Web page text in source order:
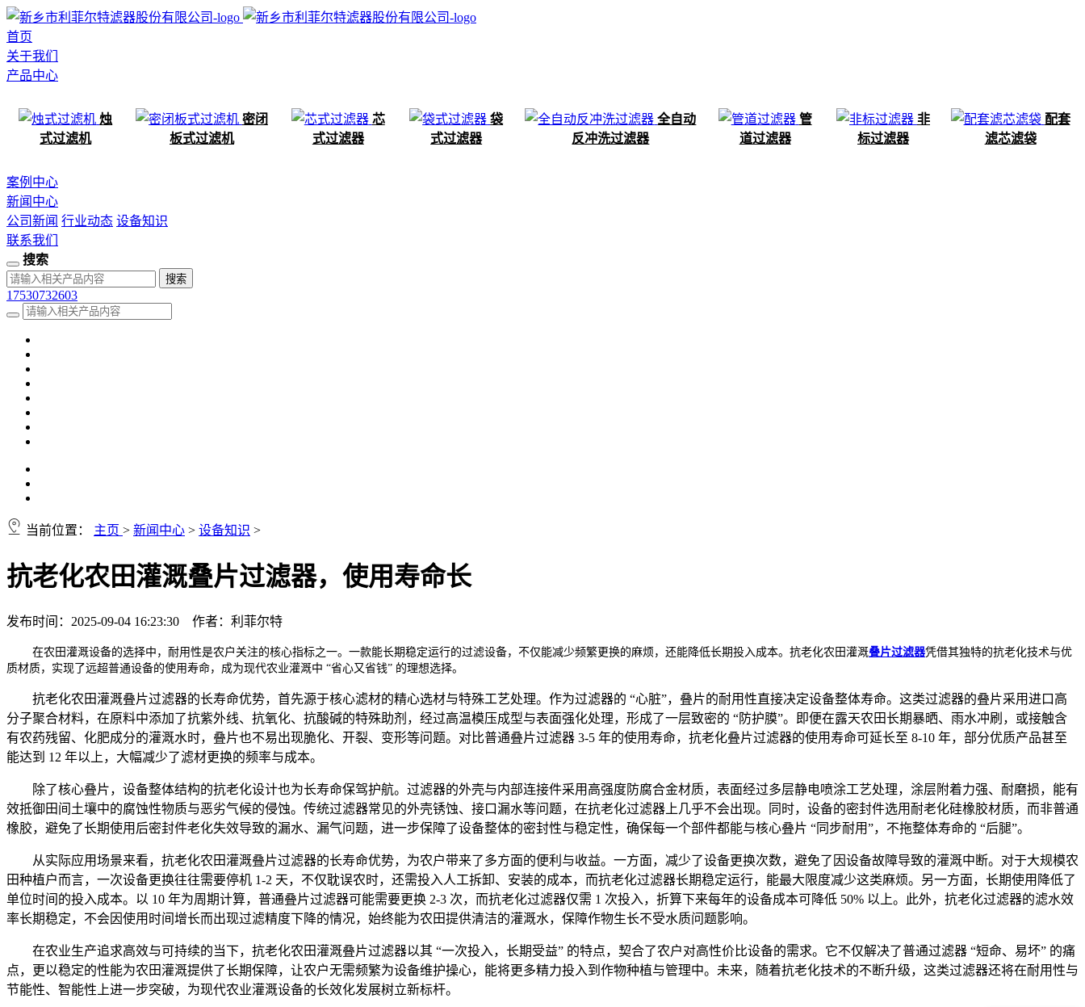
首页
关于我们
产品中心
烛
式过滤机
密闭
板式过滤机
芯
式过滤器
袋
式过滤器
全自动
反冲洗过滤器
管
道过滤器
非
标过滤器
配套
滤芯滤袋
案例中心
新闻中心
公司新闻 行业动态 设备知识
联系我们
搜索
17530732603
当前位置： 主页 > 新闻中心 > 设备知识 >
抗老化农田灌溉叠片过滤器，使用寿命长
发布时间：2025-09-04 16:23:30 作者：利菲尔特
在农田灌溉设备的选择中，耐用性是农户关注的核心指标之一。一款能长期稳定运行的过滤设备，不仅能减少频繁更换的麻烦，还能降低长期投入成本。抗老化农田灌溉叠片过滤器凭借其独特的抗老化技术与优
质材质，实现了远超普通设备的使用寿命，成为现代农业灌溉中 “省心又省钱” 的理想选择。
抗老化农田灌溉叠片过滤器的长寿命优势，首先源于核心滤材的精心选材与特殊工艺处理。作为过滤器的 “心脏”，叠片的耐用性直接决定设备整体寿命。这类过滤器的叠片采用进口高
分子聚合材料，在原料中添加了抗紫外线、抗氧化、抗酸碱的特殊助剂，经过高温模压成型与表面强化处理，形成了一层致密的 “防护膜”。即便在露天农田长期暴晒、雨水冲刷，或接触含
有农药残留、化肥成分的灌溉水时，叠片也不易出现脆化、开裂、变形等问题。对比普通叠片过滤器 3-5 年的使用寿命，抗老化叠片过滤器的使用寿命可延长至 8-10 年，部分优质产品甚至
能达到 12 年以上，大幅减少了滤材更换的频率与成本。
除了核心叠片，设备整体结构的抗老化设计也为长寿命保驾护航。过滤器的外壳与内部连接件采用高强度防腐合金材质，表面经过多层静电喷涂工艺处理，涂层附着力强、耐磨损，能有
效抵御田间土壤中的腐蚀性物质与恶劣气候的侵蚀。传统过滤器常见的外壳锈蚀、接口漏水等问题，在抗老化过滤器上几乎不会出现。同时，设备的密封件选用耐老化硅橡胶材质，而非普通
橡胶，避免了长期使用后密封件老化失效导致的漏水、漏气问题，进一步保障了设备整体的密封性与稳定性，确保每一个部件都能与核心叠片 “同步耐用”，不拖整体寿命的 “后腿”。
从实际应用场景来看，抗老化农田灌溉叠片过滤器的长寿命优势，为农户带来了多方面的便利与收益。一方面，减少了设备更换次数，避免了因设备故障导致的灌溉中断。对于大规模农
田种植户而言，一次设备更换往往需要停机 1-2 天，不仅耽误农时，还需投入人工拆卸、安装的成本，而抗老化过滤器长期稳定运行，能最大限度减少这类麻烦。另一方面，长期使用降低了
单位时间的投入成本。以 10 年为周期计算，普通叠片过滤器可能需要更换 2-3 次，而抗老化过滤器仅需 1 次投入，折算下来每年的设备成本可降低 50% 以上。此外，抗老化过滤器的滤水效
率长期稳定，不会因使用时间增长而出现过滤精度下降的情况，始终能为农田提供清洁的灌溉水，保障作物生长不受水质问题影响。
在农业生产追求高效与可持续的当下，抗老化农田灌溉叠片过滤器以其 “一次投入，长期受益” 的特点，契合了农户对高性价比设备的需求。它不仅解决了普通过滤器 “短命、易坏” 的痛
点，更以稳定的性能为农田灌溉提供了长期保障，让农户无需频繁为设备维护操心，能将更多精力投入到作物种植与管理中。未来，随着抗老化技术的不断升级，这类过滤器还将在耐用性与
节能性、智能性上进一步突破，为现代农业灌溉设备的长效化发展树立新标杆。